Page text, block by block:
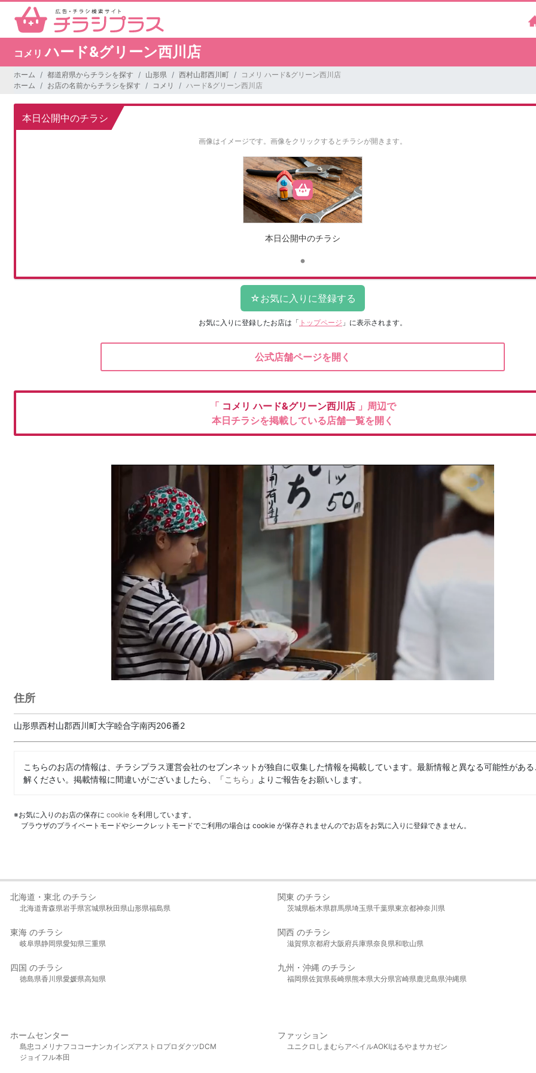
コメリハード&グリーン西川店
ホーム 都道府県からチラシを探す 山形県 西村山郡西川町
コメリ ハード&グリーン西川店
ホーム
お店の名前からチラシを探す コメリ ハード&グリーン西川店
本日公開中のチラシ
画像はイメージです。 画像をクリックするとチラシが開きます。
本日公開中のチラシ
お気に入りに登録したお店は 「 トップページ 」に表示されます。
公式店舗ページを開く
「 コメリハード&グリーン西川店 」周辺で
本日チラシを掲載している店舗一覧を開く
住所
山形県西村山郡西川町大字睦合字南丙206番2
こちらのお店の情報は、チラシプラス運営会社のセブンネットが独自に収集した情報を掲載しています。最新情報と異なる可能性があ
解ください。掲載情報に間違いがございましたら、「こちら 」よりご報告をお願いします。
※お気に入りのお店の保存に cookie を利用しています。
ブラウザのプライベートモードやシークレットモードでご利用の場合は cookie が保存されませんのでお店をお気に入りに登録できません。
北海道・東北 のチラシ
北海道青森県岩手県宮城県秋田県山形県福島県
関東 のチラシ
茨城県栃木県群馬県埼玉県千葉県東京都神奈川県
東海 のチラシ
岐阜県静岡県愛知県三重県
関西 のチラシ
滋賀県京都府大阪府兵庫県奈良県和歌山県
四国 のチラシ
徳島県香川県愛媛県高知県
九州・沖縄 のチラシ
福岡県佐賀県長崎県熊本県大分県宮崎県鹿児島県沖縄県
ホームセンター
島忠 コメリ ナフコ コーナンカインズアストロプロダクツDCM
ジョイフル本田
ファッション
ユニクロ しまむら アベイルAOKIはるやま サカゼン